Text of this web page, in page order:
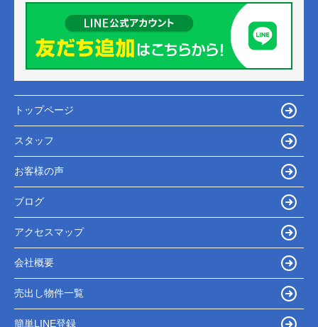
トップページ
スタッフ
お客様の声
ブログ
アクセスマップ
会社概要
売出し物件一覧
簡単LINE登録